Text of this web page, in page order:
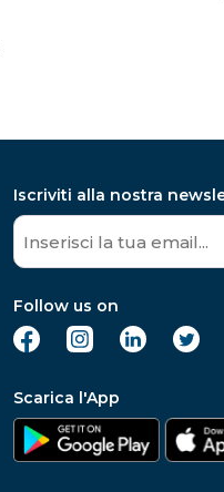
Iscriviti alla nostra
Follow us on
Scarica l'App